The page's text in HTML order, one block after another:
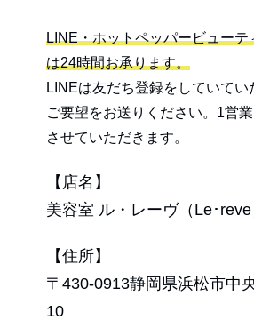
LINE・ホットペッパービューテ
は24時間お承ります。
LINEは友だち登録をしていてい
ご要望をお送りください。1営
させていただきます。
【店名】
美容室 ル・レーヴ（Le･
【住所】
〒430-0913静岡県浜松市中
10